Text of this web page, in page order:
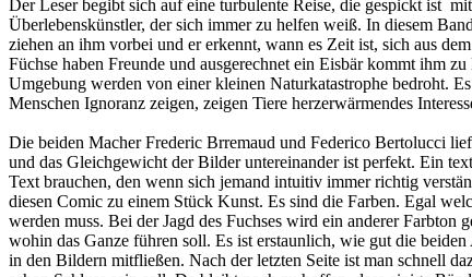
Der Leser begibt sich auf eine turbulente Reise, die gespickt ist
Überlebenskünstler, der sich immer zu helfen weiß. In diesem
ziehen an ihm vorbei und er erkennt, wann es Zeit ist, sich aus
Füchse haben Freunde und ausgerechnet ein Eisbär kommt ihm
Umgebung werden von einer kleinen Naturkatastrophe bedroht.
Menschen Ignoranz zeigen, zeigen Tiere herzerwärmendes
Die beiden Macher Frederic Brremaud und Federico Bertolucci
und das Gleichgewicht der Bilder untereinander ist perfekt. Ein
Text brauchen, den wenn sich jemand intuitiv immer richtig
diesen Comic zu einem Stück Kunst. Es sind die Farben. Egal
werden muss. Bei der Jagd des Fuchses wird ein anderer
wohin das Ganze führen soll. Es ist erstaunlich, wie gut die
in den Bildern mitfließen. Nach der letzten Seite ist man schnell